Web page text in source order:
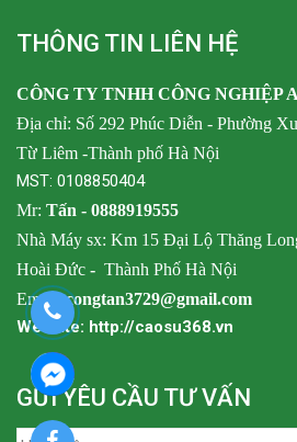
THÔNG TIN LIÊN HỆ
CÔNG TY TNHH CÔNG NGHIỆP
Địa chỉ: Số 292 Phúc Diễn - Phường
Từ Liêm -Thành phố Hà Nội
MST: 0108850404
Mr: Tấn - 0888919555
Nhà Máy sx: Km 15 Đại Lộ Thăng
Hoài Đức - Thành Phố Hà Nội
Email:congtan3729@gmail.com
Website: http://caosu368.vn
GỬI YÊU CẦU TƯ VẤN